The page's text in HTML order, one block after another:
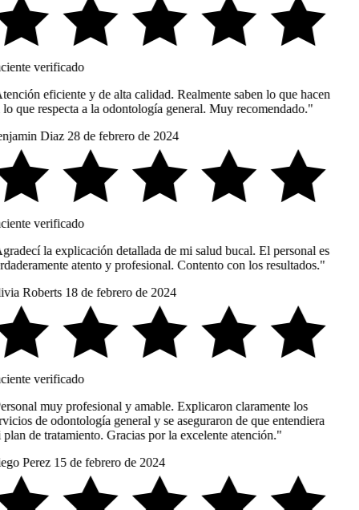
verificado
eficiente y de alta calidad. Realmente saben lo que hacen
que respecta a la odontología general. Muy recomendado."
Diaz 28 de febrero de 2024
verificado
la explicación detallada de mi salud bucal. El personal es
atento y profesional. Contento con los resultados."
Roberts 18 de febrero de 2024
verificado
muy profesional y amable. Explicaron claramente los
de odontología general y se aseguraron de que entendiera
de tratamiento. Gracias por la excelente atención."
Perez 15 de febrero de 2024